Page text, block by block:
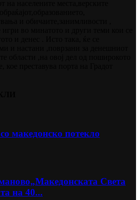
македонско потекло
Света
на 40...